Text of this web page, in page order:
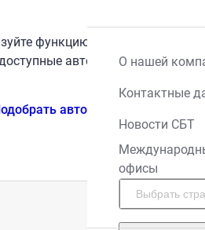
О нашей
Контактные
Новости СБТ
офисы
функцию поиска, чтобы
автомобили.
автомобиль